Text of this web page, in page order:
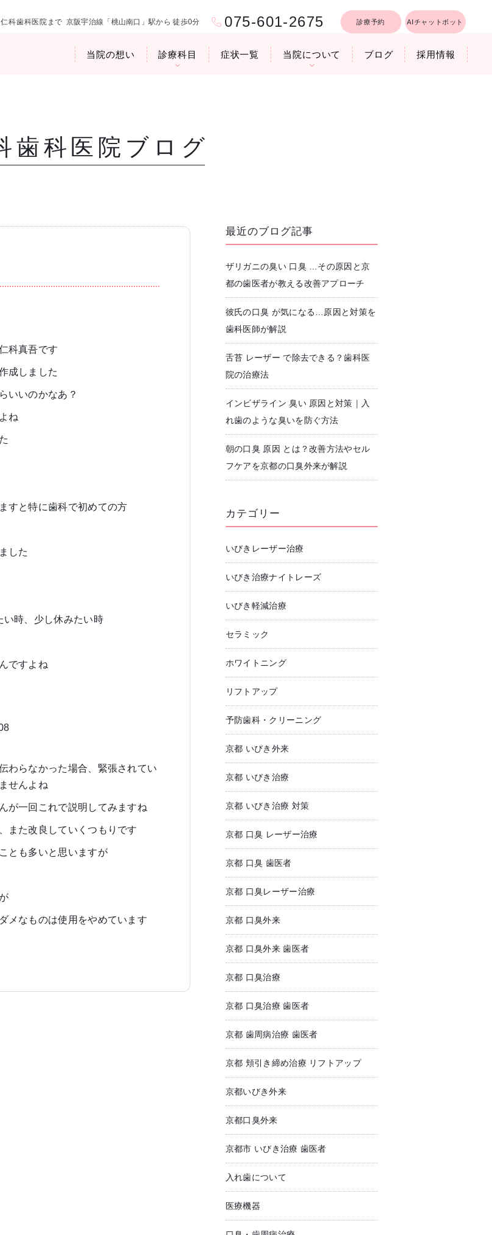
科歯科医院まで 京阪宇治線「桃山南口」駅から 徒歩0分 075-601-2675 診療予約 AIチャットボット
当院の想い 診療科目
一般歯科・小児歯科 予防歯科・クリーニング
症状一覧 当院について ブログ 採用情報
歯科医院ブログ
科真吾です
成しました
いいのかなあ？
ね
すと特に歯科で初めての方
した
い時、少し休みたい時
ですよね
わらなかった場合、緊張されてい
せんよね
が一回これで説明してみますね
また改良していくつもりです
とも多いと思いますが
メなものは使用をやめています
最近のブログ記事
ザリガニの臭い 口臭 …その原因と京
都の歯医者が教える改善アプローチ
彼氏の口臭 が気になる…原因と対策を
歯科医師が解説
舌苔 レーザー で除去できる？歯科医
院の治療法
インビザライン 臭い 原因と対策｜入
れ歯のような臭いを防ぐ方法
朝の口臭 原因 とは？改善方法やセル
フケアを京都の口臭外来が解説
カテゴリー
いびきレーザー治療
いびき治療ナイトレーズ
いびき軽減治療
セラミック
ホワイトニング
リフトアップ
予防歯科・クリーニング
京都 いびき外来
京都 いびき治療
京都 いびき治療 対策
京都 口臭 レーザー治療
京都 口臭 歯医者
京都 口臭レーザー治療
京都 口臭外来
京都 口臭外来 歯医者
京都 口臭治療
京都 口臭治療 歯医者
京都 歯周病治療 歯医者
京都 頬引き締め治療 リフトアップ
京都いびき外来
京都口臭外来
京都市 いびき治療 歯医者
入れ歯について
医療機器